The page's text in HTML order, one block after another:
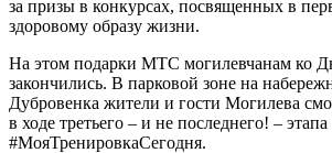
за призы в конкурсах, посвященных в
здоровому образу жизни.
На этом подарки МТС могилевчанам ко
закончились. В парковой зоне на
Дубровенка жители и гости Могилева
в ходе третьего – и не последнего! – этапа
#МояТренировкаСегодня.